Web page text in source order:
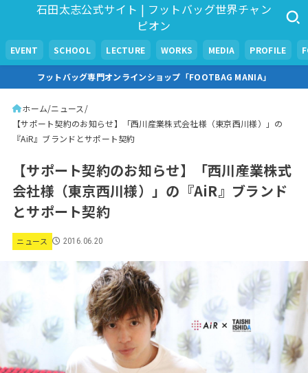
石田太志公式サイト | フットバッグ世界チャン
ピオン
EVENT SCHOOL LECTURE WORKS MEDIA PROFILE
フットバッグ専門オンラインショップ「FOOTBAG MANIA」
ホーム ニュース
【サポート契約のお知らせ】「西川産業株式会社様（東京西川様）」の
『AiR』ブランドとサポート契約
【サポート契約のお知らせ】「西川産業株式
会社様（東京西川様）」の『AiR』ブランド
とサポート契約
ニュース 2016.06.20